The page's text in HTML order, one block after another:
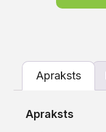
Apraksts
Apraksts